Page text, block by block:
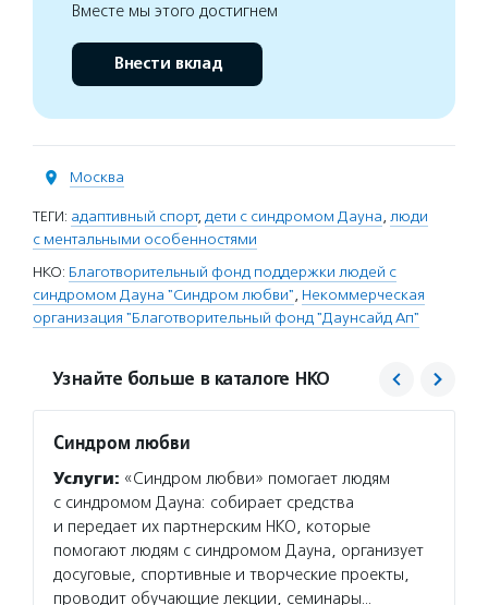
Вместе мы этого достигнем
Внести вклад
Москва
ТЕГИ: адаптивный спорт, дети с синдромом Дауна, люди
с ментальными особенностями
НКО: Благотворительный фонд поддержки людей с
синдромом Дауна "Синдром любви", Некоммерческая
организация "Благотворительный фонд "Даунсайд Ап"
Узнайте больше в каталоге НКО
Синдром любви
Услуги: «Синдром любви» помогает людям
с синдромом Дауна: собирает средства
и передает их партнерским НКО, которые
помогают людям с синдромом Дауна, организует
досуговые, спортивные и творческие проекты,
проводит обучающие лекции, семинары…